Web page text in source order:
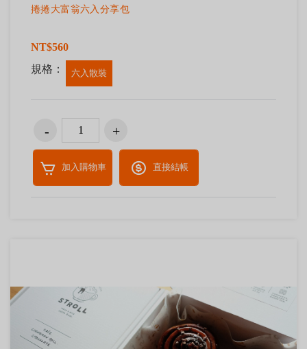
捲捲大富翁六入分享包
NT$560
規格：
六入散裝
加入購物車 直接結帳